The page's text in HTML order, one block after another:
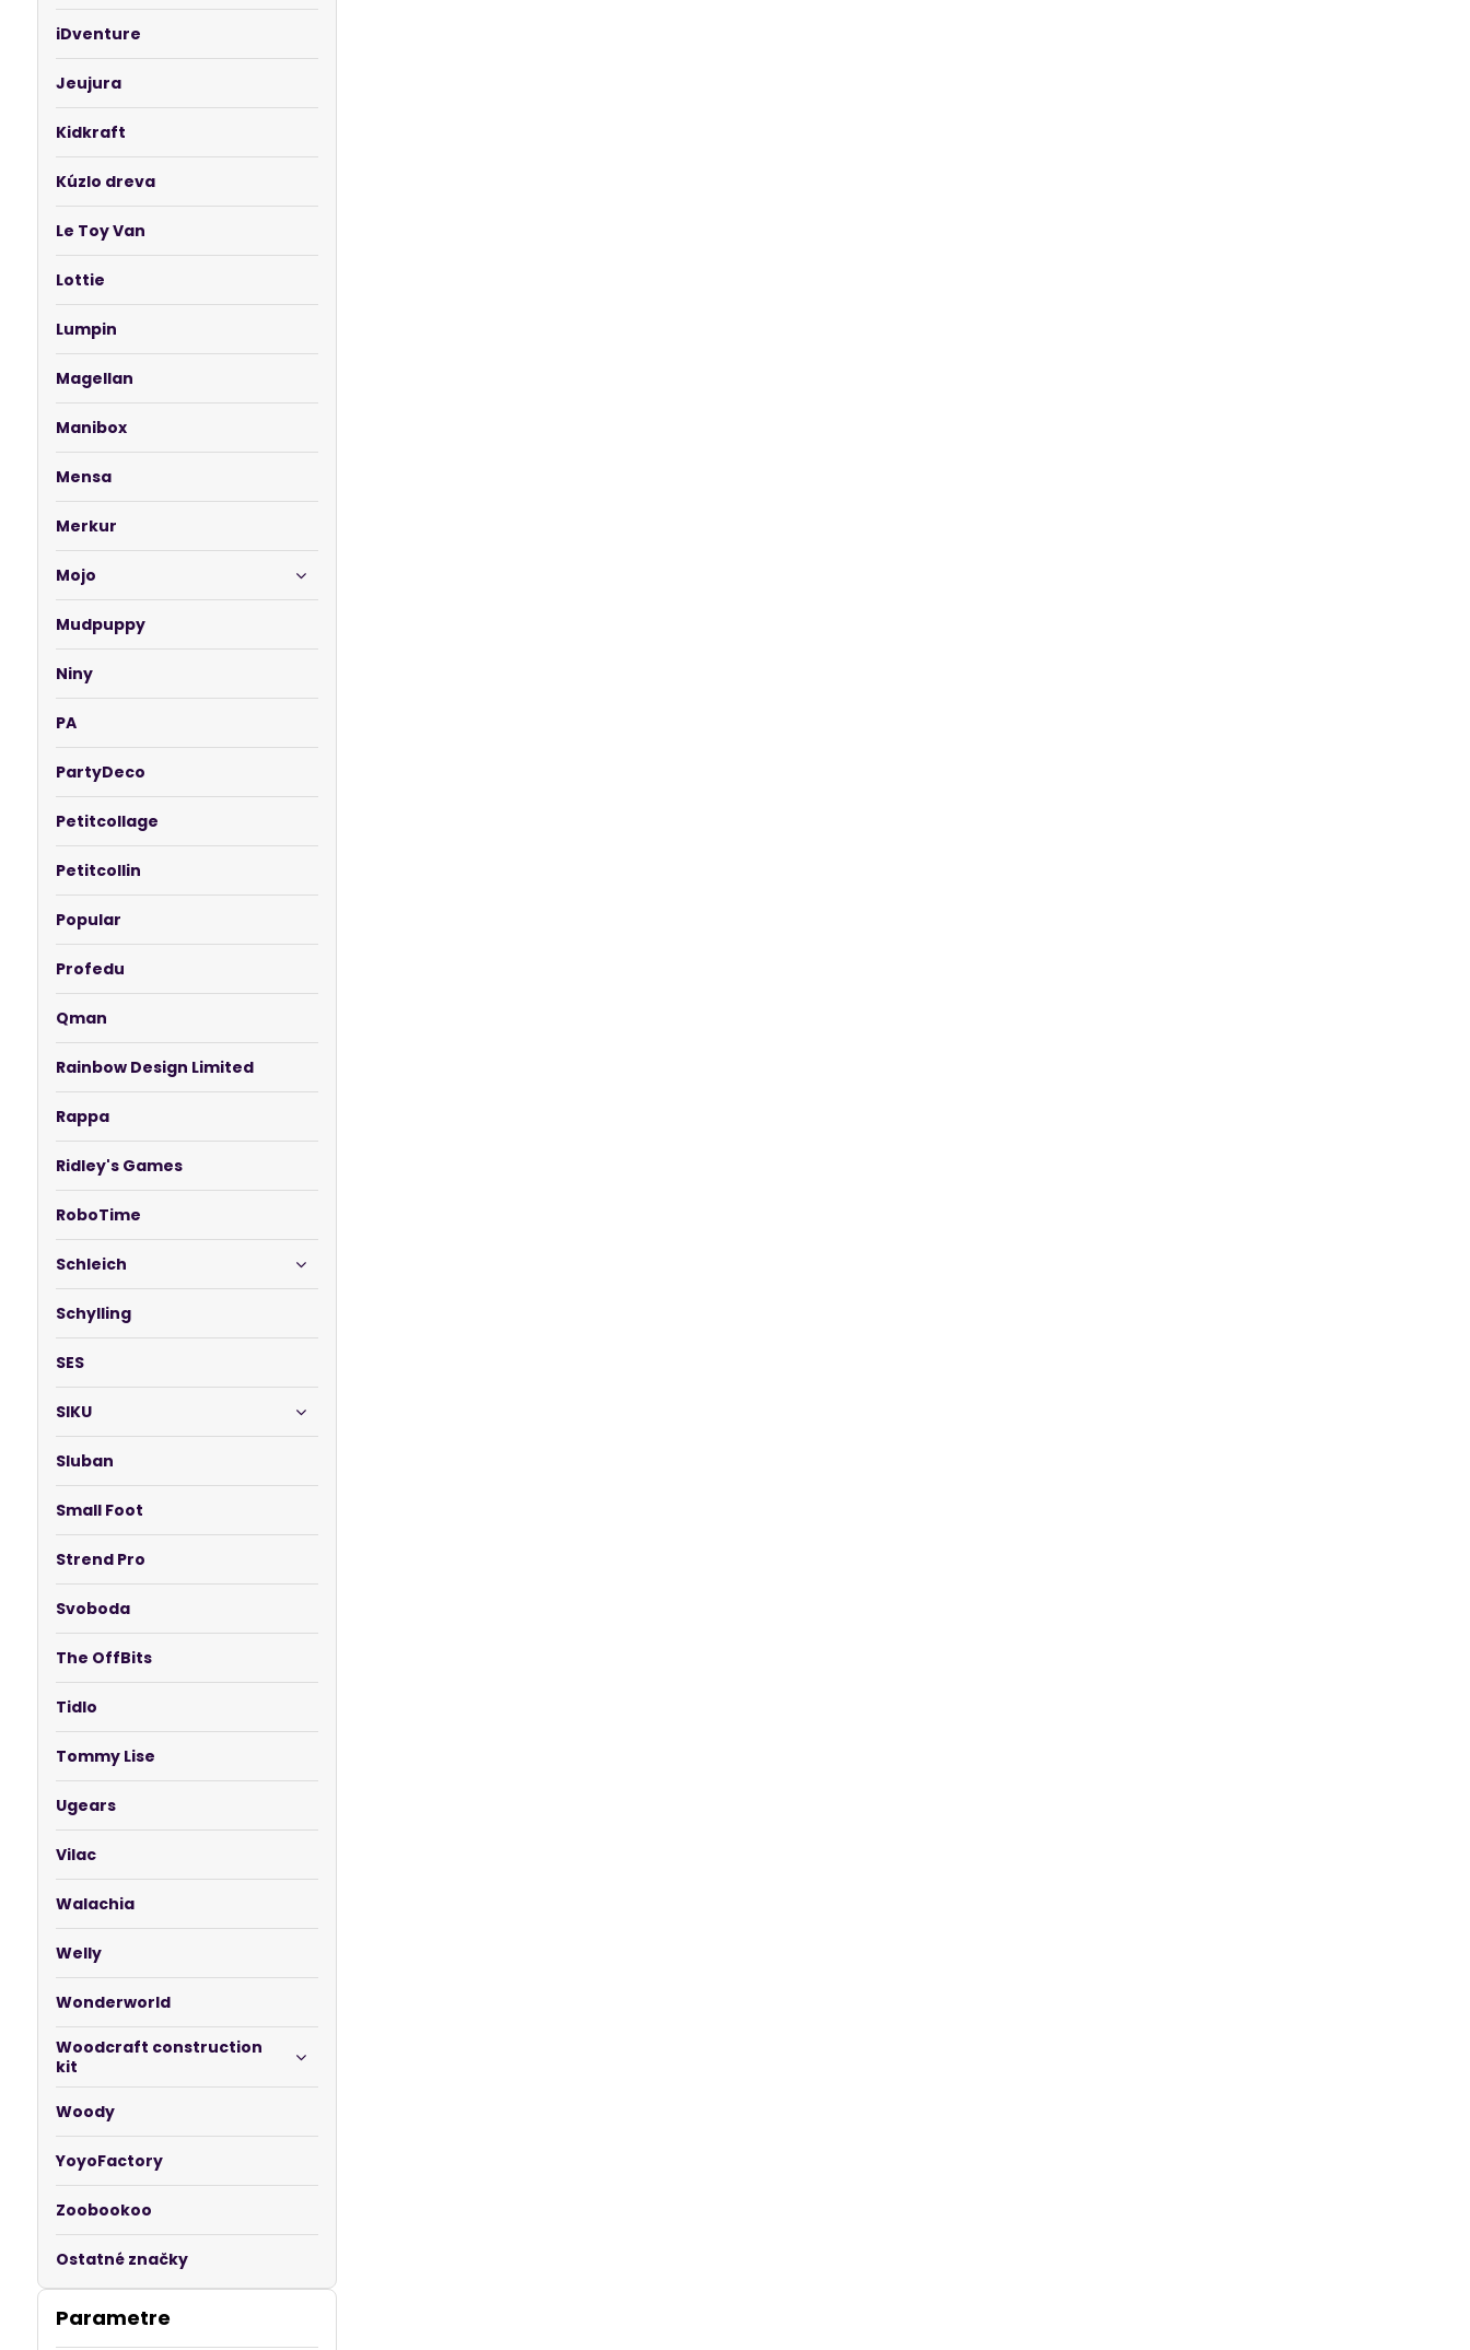
Parametre
iDventure
Jeujura
Kidkraft
Kúzlo dreva
Le Toy Van
Lottie
Lumpin
Magellan
Manibox
Mensa
Merkur
Mojo
Mudpuppy
Niny
PA
PartyDeco
Petitcollage
Petitcollin
Popular
Profedu
Qman
Rainbow Design Limited
Rappa
Ridley's Games
RoboTime
Schleich
Schylling
SES
SIKU
Sluban
Small Foot
Strend Pro
Svoboda
The OffBits
Tidlo
Tommy Lise
Ugears
Vilac
Walachia
Welly
Wonderworld
Woodcraft construction
kit
Woody
YoyoFactory
Zoobookoo
Ostatné značky